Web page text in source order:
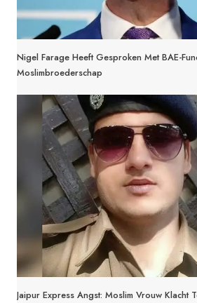
Nigel Farage Heeft Gesproken Met BAE-
Moslimbroederschap
Jaipur Express Angst: Moslim Vrouw Klacht